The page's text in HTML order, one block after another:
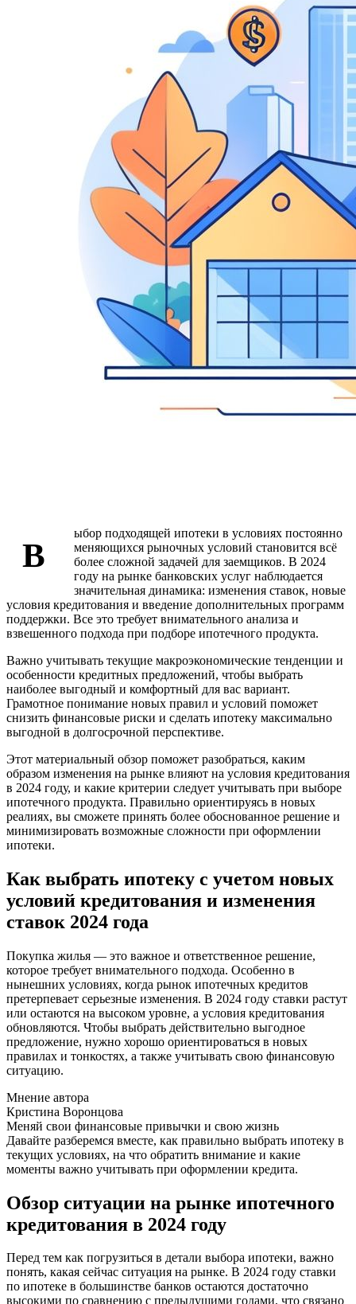
В
ыбор подходящей ипотеки в условиях постоянно
меняющихся рыночных условий становится всё
более сложной задачей для заемщиков. В 2024
году на рынке банковских услуг наблюдается
значительная динамика: изменения ставок, новые
условия кредитования и введение дополнительных программ
поддержки. Все это требует внимательного анализа и
взвешенного подхода при подборе ипотечного продукта.
Важно учитывать текущие макроэкономические тенденции и
особенности кредитных предложений, чтобы выбрать
наиболее выгодный и комфортный для вас вариант.
Грамотное понимание новых правил и условий поможет
снизить финансовые риски и сделать ипотеку максимально
выгодной в долгосрочной перспективе.
Этот материальный обзор поможет разобраться, каким
образом изменения на рынке влияют на условия кредитования
в 2024 году, и какие критерии следует учитывать при выборе
ипотечного продукта. Правильно ориентируясь в новых
реалиях, вы сможете принять более обоснованное решение и
минимизировать возможные сложности при оформлении
ипотеки.
Как выбрать ипотеку с учетом новых
условий кредитования и изменения
ставок 2024 года
Покупка жилья — это важное и ответственное решение,
которое требует внимательного подхода. Особенно в
нынешних условиях, когда рынок ипотечных кредитов
претерпевает серьезные изменения. В 2024 году ставки растут
или остаются на высоком уровне, а условия кредитования
обновляются. Чтобы выбрать действительно выгодное
предложение, нужно хорошо ориентироваться в новых
правилах и тонкостях, а также учитывать свою финансовую
ситуацию.
Мнение автора
Кристина Воронцова
Меняй свои финансовые привычки и свою жизнь
Давайте разберемся вместе, как правильно выбрать ипотеку в
текущих условиях, на что обратить внимание и какие
моменты важно учитывать при оформлении кредита.
Обзор ситуации на рынке ипотечного
кредитования в 2024 году
Перед тем как погрузиться в детали выбора ипотеки, важно
понять, какая сейчас ситуация на рынке. В 2024 году ставки
по ипотеке в большинстве банков остаются достаточно
высокими по сравнению с предыдущими годами, что связано